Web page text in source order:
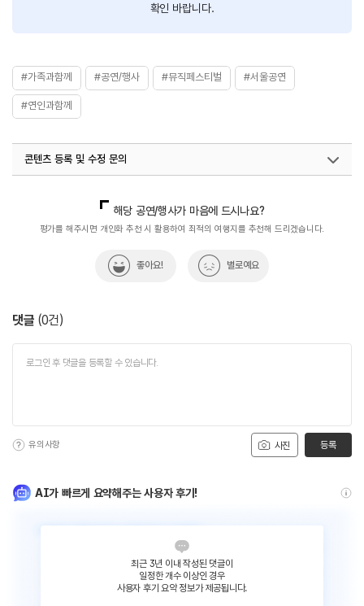
확인 바랍니다.
#가족과함께 #공연/행사 #뮤직페스티벌 #서울공연
#연인과함께
콘텐츠 등록 및 수정 문의
해당 공연/행사가 마음에 드시나요?
평가를 해주시면 개인화 추천 시 활용하여 최적의 여행지를 추천해 드리겠습니다.
좋아요! 별로예요
댓글 (0건)
사진
유의사항 등록
AI가 빠르게 요약해주는 사용자 후기!
최근 3년 이내 작성된 댓글이
일정한 개수 이상인 경우
사용자 후기 요약 정보가 제공됩니다.